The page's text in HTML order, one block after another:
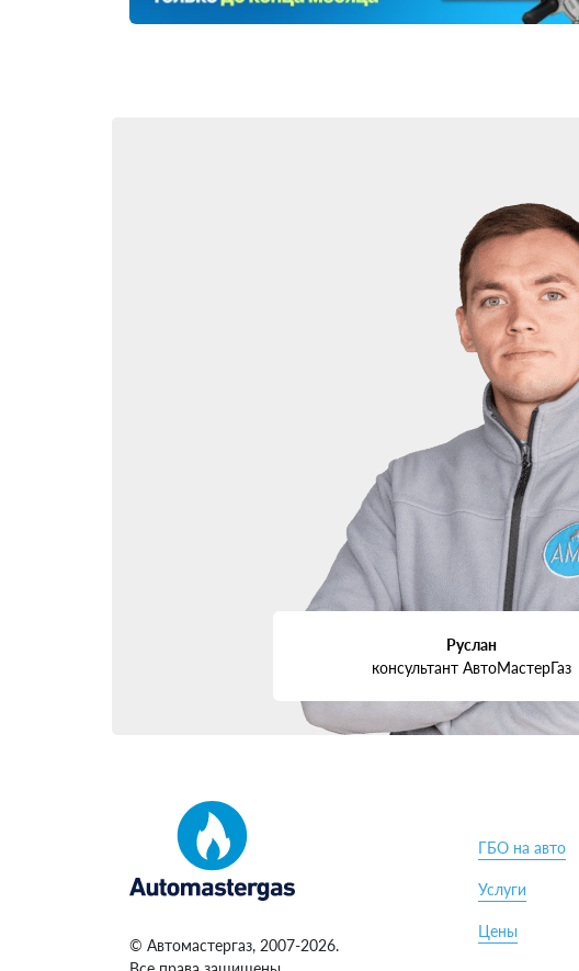
Руслан
консультант АвтоМастерГаз
© Автомастергаз, 2007-2026.
ГБО на авто
Услуги
Цены